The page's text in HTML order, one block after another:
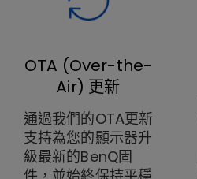
OTA (Over-the-
Air) 更新
通過我們的OTA更新
支持為您的顯示器升
級最新的BenQ固